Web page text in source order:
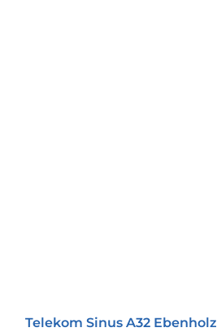
Telekom Sinus A32 Ebenholz